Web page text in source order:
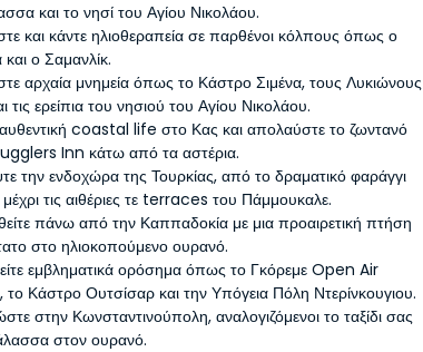
και το νησί του Αγίου Νικολάου.
και κάντε ηλιοθεραπεία σε παρθένοι κόλπους όπως ο
και ο Σαμανλίκ.
αρχαία μνημεία όπως το Κάστρο Σιμένα, τους Λυκιώνους
τις ερείπια του νησιού του Αγίου Νικολάου.
coastal life στο Κας και απολαύστε το ζωντανό
Inn κάτω από τα αστέρια.
την ενδοχώρα της Τουρκίας, από το δραματικό φαράγγι
μέχρι τις αιθέριες τε terraces του Πάμμουκαλε.
πάνω από την Καππαδοκία με μια προαιρετική πτήση
στο ηλιοκοπούμενο ουρανό.
εμβληματικά ορόσημα όπως το Γκόρεμε Open Air
Κάστρο Ουτσίσαρ και την Υπόγεια Πόλη Ντερίνκουγιου.
στην Κωνσταντινούπολη, αναλογιζόμενοι το ταξίδι σας
στον ουρανό.